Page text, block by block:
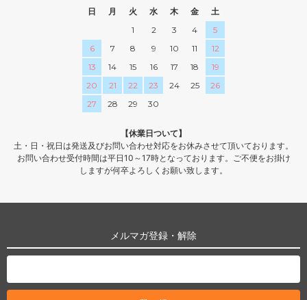
日
月 火 水 木 金
土
1
2 3 4
5
6
7 8 9 10 11
12
13
14 15 16 17 18
19
20
21 22 23 24 25
26
27
28 29 30
【休業日ついて】
土・日・祝日は発送及びお問い合わせ対応をお休みさせて頂いております。
お問い合わせ受付時間は平日10～17時となっております。ご不便をお掛け
しますが何卒よろしくお願い致します。
メルマガ登録・解除